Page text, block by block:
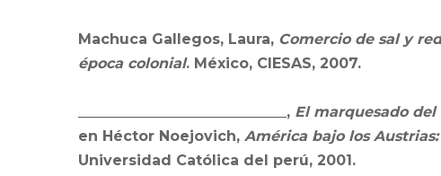
Machuca Gallegos, Laura, Comercio de sal y
época colonial. México, CIESAS, 2007.
_____________________________, El marquesado del
en Héctor Noejovich, América bajo los
Universidad Católica del perú, 2001.